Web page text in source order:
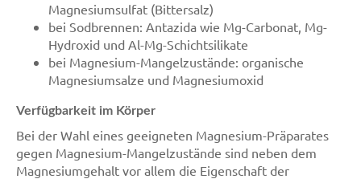
Magnesiumsulfat (Bittersalz)
bei Sodbrennen: Antazida wie Mg-Carbonat, Mg-
Hydroxid und Al-Mg-Schichtsilikate
bei Magnesium-Mangelzustände: organische
Magnesiumsalze und Magnesiumoxid
Verfügbarkeit im Körper
Bei der Wahl eines geeigneten Magnesium-Präparates
gegen Magnesium-Mangelzustände sind neben dem
Magnesiumgehalt vor allem die Eigenschaft der